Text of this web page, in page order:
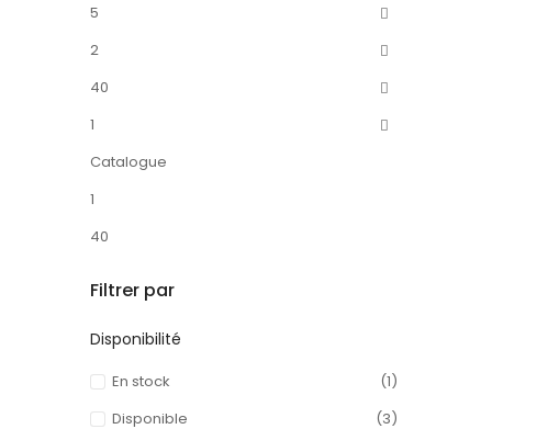
5
2
40
1
Catalogue
1
40
Filtrer par
Disponibilité
En stock
(1)
Disponible
(3)